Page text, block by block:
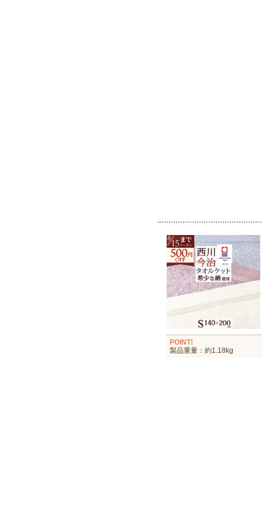
POINT!
製品重量：約1.18kg